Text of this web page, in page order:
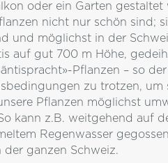
oder ein Garten
nicht nur schön sind;
und möglichst in der
auf gut 700 m Höhe,
Pflanzen – so
zu trotzen,
Pflanzen möglichst
kann z.B. weitgehend auf
Regenwasser
der ganzen Schweiz.